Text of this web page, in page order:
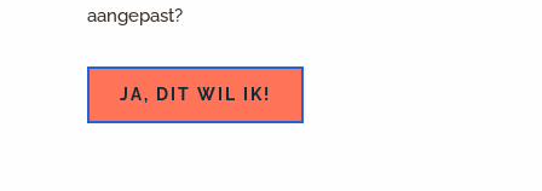
aangepast?
JA, DIT WIL IK!